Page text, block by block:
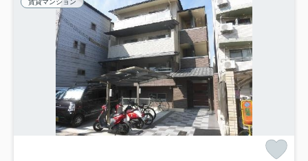
賃貸マンション